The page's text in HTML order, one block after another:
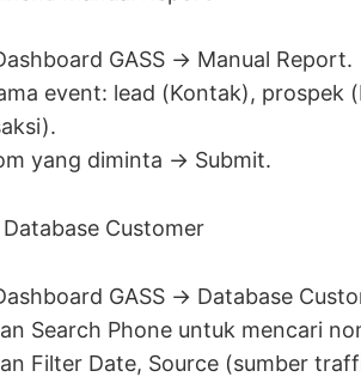
GASS → Manual Report.
event: lead (Kontak), prospek
yang diminta → Submit.
Customer
GASS → Database
Search Phone untuk mencari
Filter Date, Source (sumber